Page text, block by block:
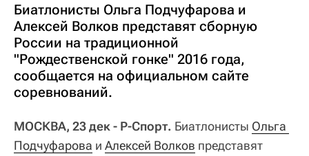
Биатлонисты Ольга Подчуфарова и
Алексей Волков представят сборную
России на традиционной
"Рождественской гонке" 2016 года,
сообщается на официальном сайте
соревнований.
МОСКВА, 23 дек - Р-Спорт. Биатлонисты Ольга
Подчуфарова и Алексей Волков представят